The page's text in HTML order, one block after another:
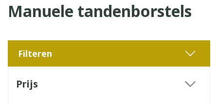
Manuele tandenborstels
Filteren
Prijs